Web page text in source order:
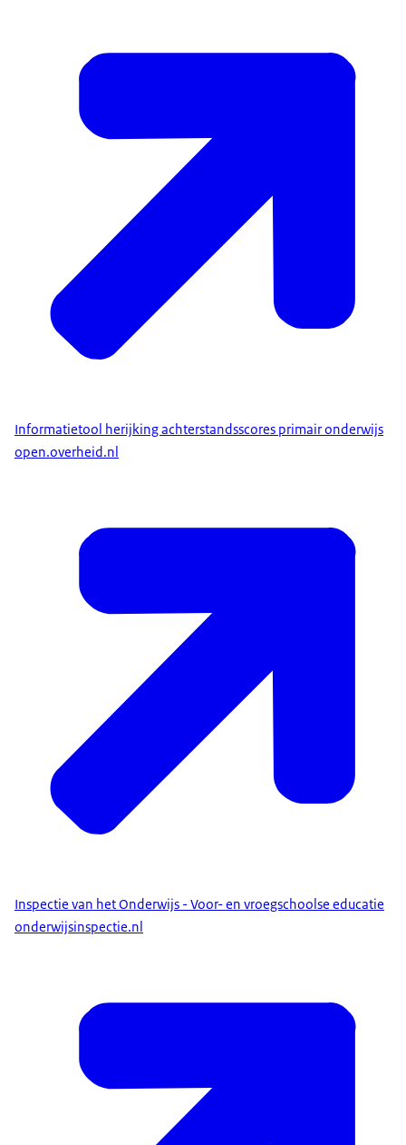
Informatietool herijking achterstandsscores primair onderwijs
open.overheid.nl
Inspectie van het Onderwijs - Voor- en vroegschoolse educatie
onderwijsinspectie.nl